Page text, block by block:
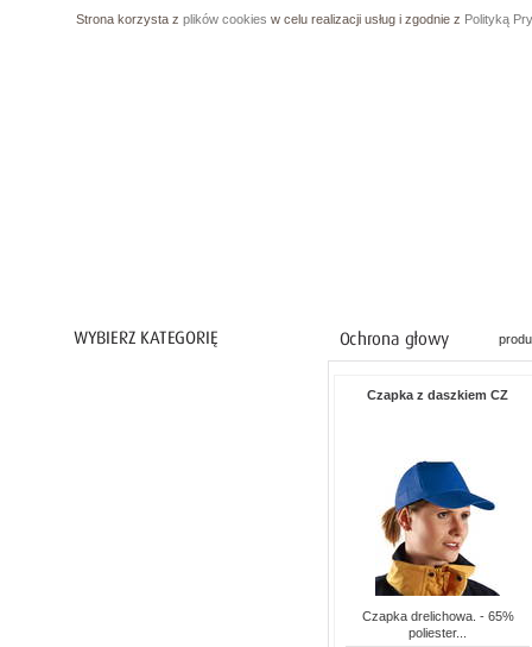
Strona korzysta z plików cookies w celu realizacji usług i zgodnie z Polityką
Czapka z daszkiem CZ
Czapka drelichowa. - 65%
poliester...